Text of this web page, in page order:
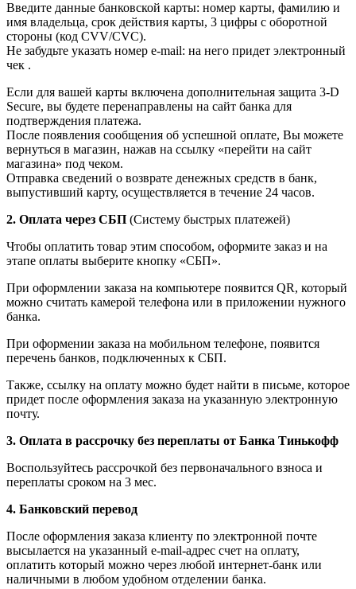
Введите данные банковской карты: номер карты, фамилию и
имя владельца, срок действия карты, 3 цифры с оборотной
стороны (код CVV/CVC).
Не забудьте указать номер e-mail: на него придет электронный
чек .
Если для вашей карты включена дополнительная защита 3-D
Secure, вы будете перенаправлены на сайт банка для
подтверждения платежа.
После появления сообщения об успешной оплате, Вы можете
вернуться в магазин, нажав на ссылку «перейти на сайт
магазина» под чеком.
Отправка сведений о возврате денежных средств в банк,
выпустивший карту, осуществляется в течение 24 часов.
2. Оплата через СБП (Систему быстрых платежей)
Чтобы оплатить товар этим способом, оформите заказ и на
этапе оплаты выберите кнопку «СБП».
При оформлении заказа на компьютере появится QR, который
можно считать камерой телефона или в приложении нужного
банка.
При оформении заказа на мобильном телефоне, появится
перечень банков, подключенных к СБП.
Также, ссылку на оплату можно будет найти в письме, которое
придет после оформления заказа на указанную электронную
почту.
3. Оплата в рассрочку без переплаты от Банка Тинькофф
Воспользуйтесь рассрочкой без первоначального взноса и
переплаты сроком на 3 мес.
4. Банковский перевод
После оформления заказа клиенту по электронной почте
высылается на указанный e-mail-адрес счет на оплату,
оплатить который можно через любой интернет-банк или
наличными в любом удобном отделении банка.